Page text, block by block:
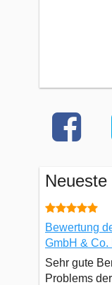
Bewertung
GmbH & Co.
Sehr gute
Problems